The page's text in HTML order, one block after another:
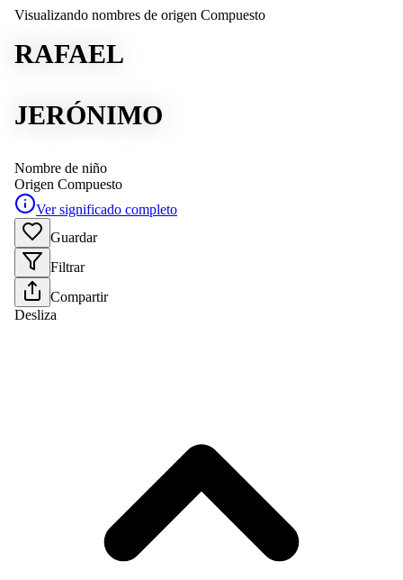
Visualizando nombres de origen Compuesto
RAFAEL
JERÓNIMO
Nombre de niño
Origen Compuesto
Ver significado completo
Guardar
Filtrar
Compartir
Desliza